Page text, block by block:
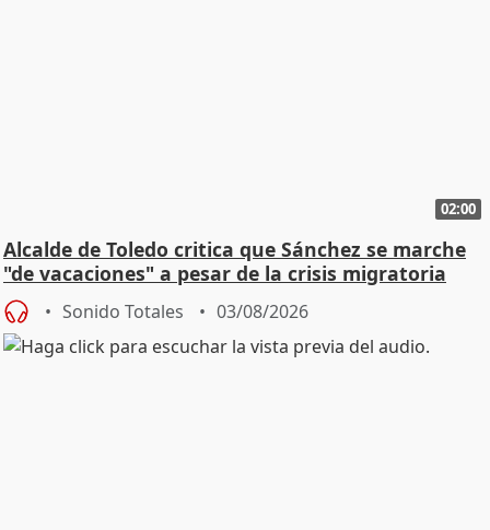
02:00
Alcalde de Toledo critica que Sánchez se marche
"de vacaciones" a pesar de la crisis migratoria
Sonido Totales 03/08/2026